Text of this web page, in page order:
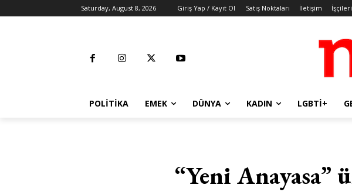
Saturday, August 8, 2026 Giriş Yap / Kayıt Ol Satış Noktaları İletişim
POLITIKA EMEK DÜNYA KADIN LGBTİ+
“Yeni Anayasa”